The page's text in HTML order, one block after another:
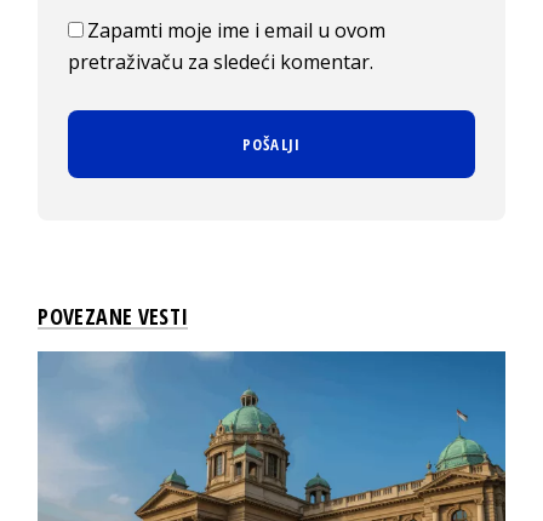
Zapamti moje ime i email u ovom
pretraživaču za sledeći komentar.
POVEZANE VESTI